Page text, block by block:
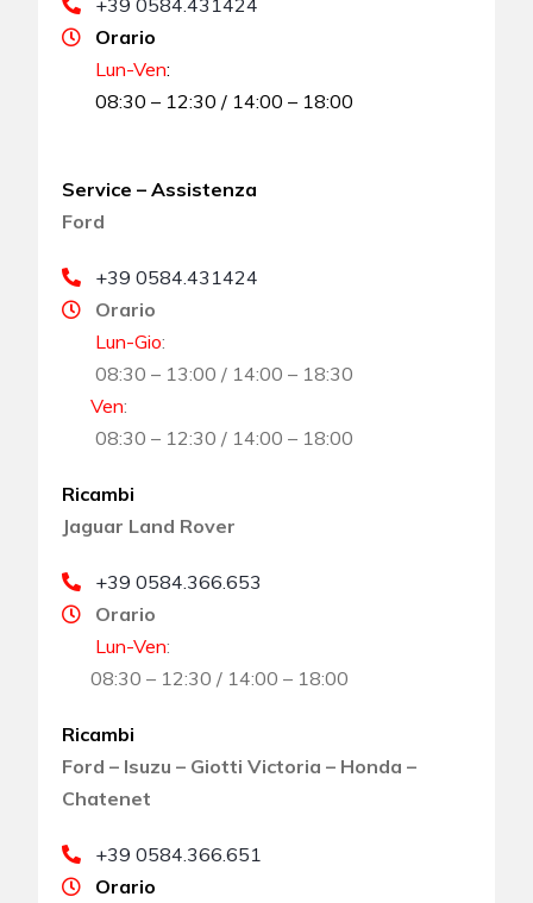
Orario
Lun-Ven:
08:30 – 12:30 / 14:00 – 18:00
Service – Assistenza
Ford
+39 0584.431424
Orario
Lun-Gio:
08:30 – 13:00 / 14:00 – 18:30
Ven:
08:30 – 12:30 / 14:00 – 18:00
Ricambi
Jaguar Land Rover
+39 0584.366.653
Orario
Lun-Ven:
08:30 – 12:30 / 14:00 – 18:00
Ricambi
Ford – Isuzu – Giotti Victoria – Honda –
Chatenet
+39 0584.366.651
Orario